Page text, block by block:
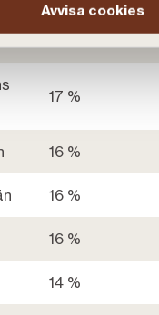
Avvisa cookies
18 %
17 %
16 %
16 %
16 %
14 %